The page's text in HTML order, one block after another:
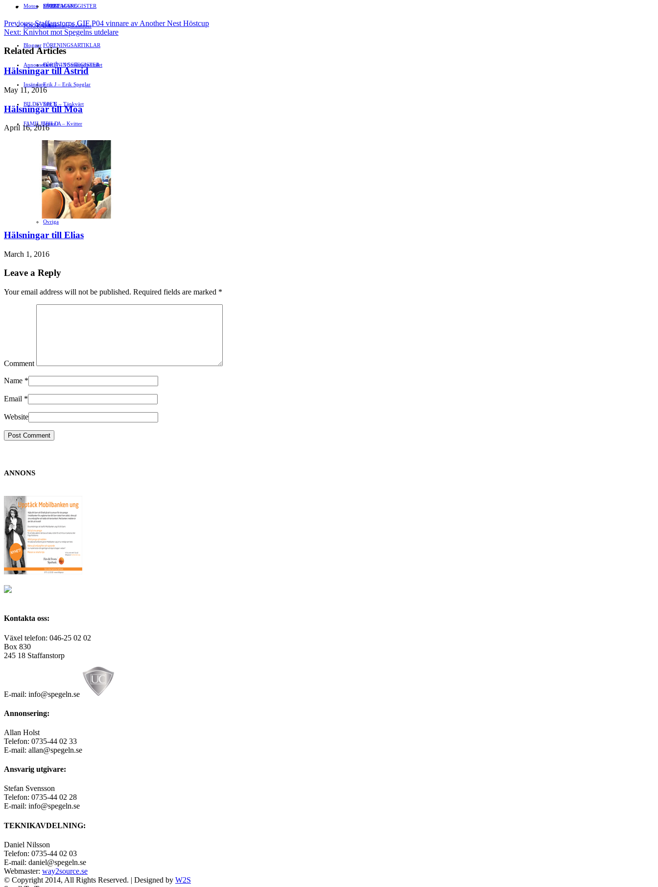
EVENEMANG
Evenemangskalender
FÖRETAGSREGISTER
SPORT
DJUR
FÖRENINGSARTIKLAR
FÖRENINGSREGISTER
Motor
PORTRÄTT
Bloggar
Gert Å – I Småstadsvimlet
Erik J – Erik Speglar
Stig N – Tänkvärt
Jenny A – Kvitter
Yrsa – Hand med Hund
Hvilan – Trädgårdstips
MALIN B – TRENDSPANING
Kåserier
Ovriga
Annonsera
Insändare
BILDSVEPET
FAMILJEBILD
LÄMNA EN GRATTISHÄLSNING
Spegeln Info
Previous:Staffanstorps GIF P04 vinnare av Another Nest Höstcup
Next: Knivhot mot Spegelns utdelare
Related Articles
Hälsningar till Astrid
May 11, 2016
Hälsningar till Moa
April 16, 2016
Hälsningar till Elias
March 1, 2016
Leave a Reply
Your email address will not be published. Required fields are marked *
Comment
Name *
Email *
Website
ANNONS
Kontakta oss:
Växel telefon: 046-25 02 02
Box 830
245 18 Staffanstorp
E-mail: info@spegeln.se
Annonsering:
Allan Holst
Telefon: 0735-44 02 33
E-mail: allan@spegeln.se
Ansvarig utgivare:
Stefan Svensson
Telefon: 0735-44 02 28
E-mail: info@spegeln.se
TEKNIKAVDELNING:
Daniel Nilsson
Telefon: 0735-44 02 03
E-mail: daniel@spegeln.se
Webmaster: way2source.se
© Copyright 2014, All Rights Reserved. | Designed by W2S